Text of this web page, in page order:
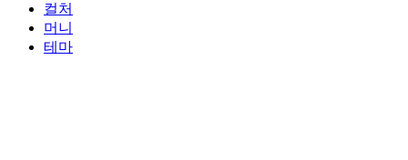
컬처
머니
테마